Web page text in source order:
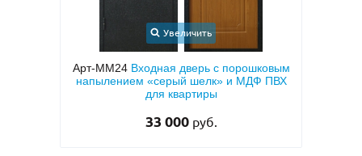
с порошковым
и МДФ ПВХ
Увеличить
Арт-ММ1573Входная дверь с
металлофиленкой, бугельной ручкой и
темно-серым порошковым покрытием
45 000